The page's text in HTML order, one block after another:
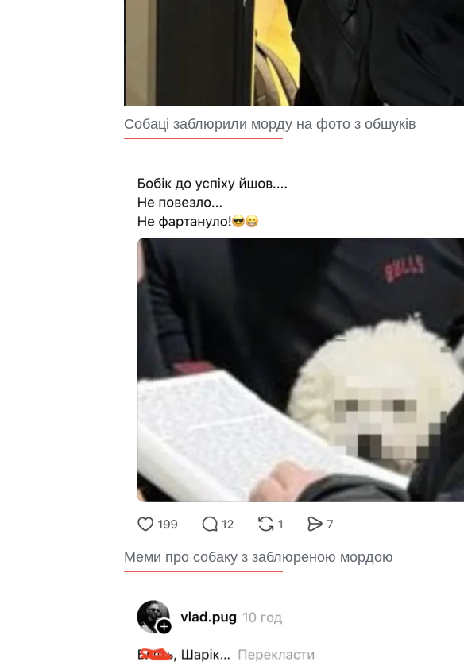
Собаці заблюрили морду на фото з обшуків
Меми про собаку з заблюреною мордою